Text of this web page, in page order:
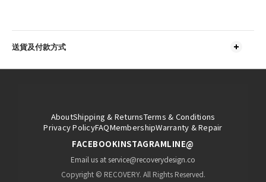
送貨及付款方式
AboutShipping & ReturnsTerms & Conditions
Privacy PolicyFAQMembershipWarranty & Repair
FACEBOOKINSTAGRAMLINE@
Email us at service@recoverydesign.co
Copyright © RECOVERY. All Rights Reserved.